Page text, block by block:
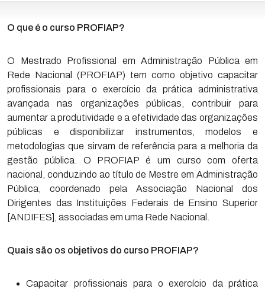
O que é o curso PROFIAP?
O Mestrado Profissional em Administração Pública em
Rede Nacional (PROFIAP) tem como objetivo capacitar
profissionais para o exercício da prática administrativa
avançada nas organizações públicas, contribuir para
aumentar a produtividade e a efetividade das organizações
públicas e disponibilizar instrumentos, modelos e
metodologias que sirvam de referência para a melhoria da
gestão pública. O PROFIAP é um curso com oferta
nacional, conduzindo ao título de Mestre em Administração
Pública, coordenado pela Associação Nacional dos
Dirigentes das Instituições Federais de Ensino Superior
[ANDIFES], associadas em uma Rede Nacional.
Quais são os objetivos do curso PROFIAP?
Capacitar profissionais para o exercício da prática